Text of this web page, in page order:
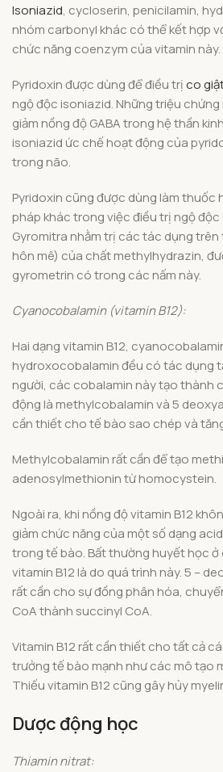
Isoniazid, cycloserin, penicilamin,
nhóm carbonyl khác có thể kết hợp
chức năng coenzym của vitamin này.
Pyridoxin được dùng để điều trịco
ngộ độc isoniazid. Những triệu
giảm nồng độ GABA trong hệ thần
isoniazid ức chế hoạt động của
trong não.
Pyridoxin cũng được dùng làm thuốc
pháp khác trong việc điều trị ngộ
Gyromitra nhằm trị các tác dụng trên
hôn mê) của chất methylhydrazin,
gyrometrin có trong các nấm này.
Cyanocobalamin (vitamin B12):
Hai dạng vitamin B12,
hydroxocobalamin đều có tác dụng
người, các cobalamin này tạo thành
động là methylcobalamin và 5
cần thiết cho tế bào sao chép và
Methylcobalamin rất cần để tạo
adenosylmethionin từ homocystein.
Ngoài ra, khi nồng độ vitamin B12
giảm chức năng của một số dạng
trong tế bào. Bất thường huyết học
vitamin B12 là do quá trình này. 5 –
rất cần cho sự đồng phân hóa,
CoA thành succinyl CoA.
Vitamin B12 rất cần thiết cho tất cả
trưởng tế bào mạnh như các mô tạo
Thiếu vitamin B12 cũng gây hủy
Dược động học
Thiamin nitrat: